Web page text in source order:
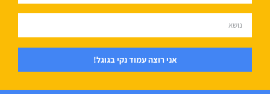
אני רוצה עמוד נקי בגוגל!